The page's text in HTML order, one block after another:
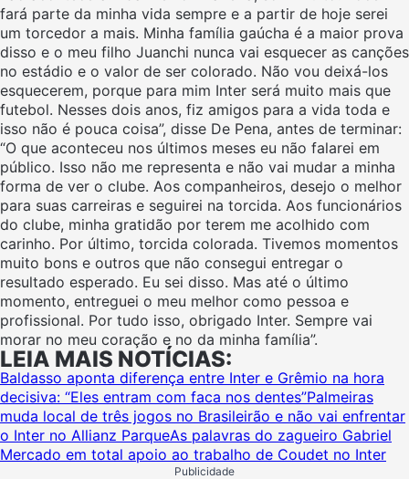
fará parte da minha vida sempre e a partir de hoje serei
um torcedor a mais. Minha família gaúcha é a maior prova
disso e o meu filho Juanchi nunca vai esquecer as canções
no estádio e o valor de ser colorado. Não vou deixá-los
esquecerem, porque para mim Inter será muito mais que
futebol. Nesses dois anos, fiz amigos para a vida toda e
isso não é pouca coisa”, disse De Pena, antes de terminar:
“O que aconteceu nos últimos meses eu não falarei em
público. Isso não me representa e não vai mudar a minha
forma de ver o clube. Aos companheiros, desejo o melhor
para suas carreiras e seguirei na torcida. Aos funcionários
do clube, minha gratidão por terem me acolhido com
carinho. Por último, torcida colorada. Tivemos momentos
muito bons e outros que não consegui entregar o
resultado esperado. Eu sei disso. Mas até o último
momento, entreguei o meu melhor como pessoa e
profissional. Por tudo isso, obrigado Inter. Sempre vai
morar no meu coração e no da minha família”.
LEIA MAIS NOTÍCIAS:
Baldasso aponta diferença entre Inter e Grêmio na hora
decisiva: “Eles entram com faca nos dentes”Palmeiras
muda local de três jogos no Brasileirão e não vai enfrentar
o Inter no Allianz ParqueAs palavras do zagueiro Gabriel
Mercado em total apoio ao trabalho de Coudet no Inter
Publicidade